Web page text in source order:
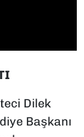
Dilek
Başkanı